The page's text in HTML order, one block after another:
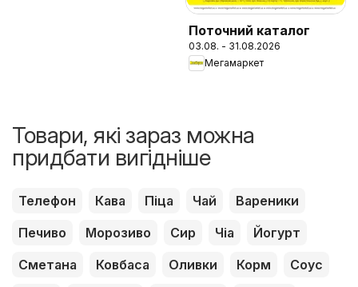
Поточний каталог
03.08. - 31.08.2026
Мегамаркет
Товари, які зараз можна
придбати вигідніше
Телефон Кава Піца Чай
Вареники
Печиво
Морозиво Сир Чіа
Йогурт
Сметана
Ковбаса Оливки Корм
Соус